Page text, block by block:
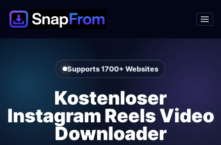
Supports 1700+ Websites
Kostenloser
Instagram Reels Video
Downloader